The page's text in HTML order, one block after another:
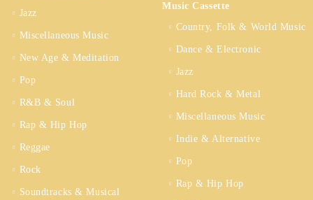
Jazz
Miscellaneous Music
New Age & Meditation
Pop
R&B & Soul
Rap & Hip Hop
Reggae
Rock
Soundtracks & Musical
Music Cassette
Country, Folk & World Music
Dance & Electronic
Jazz
Hard Rock & Metal
Miscellaneous Music
Indie & Alternative
Pop
Rap & Hip Hop